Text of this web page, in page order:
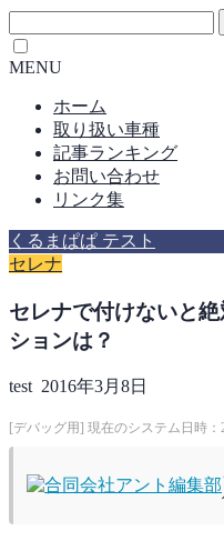
MENU
ホーム
取り扱い車種
記事ランキング
お問い合わせ
リンク集
くるまぱぱ テスト
セレナ
セレナで付けないと
ションは？
test 2016年3月8日
[デバッグ用] 現在のシステム日時：